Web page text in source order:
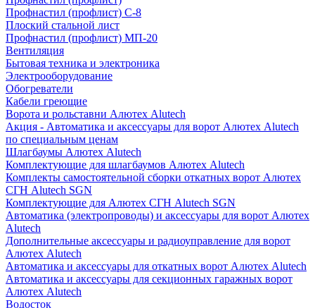
Профнастил (профлист) С-8
Плоский стальной лист
Профнастил (профлист) МП-20
Вентиляция
Бытовая техника и электроника
Электрооборудование
Обогреватели
Кабели греющие
Ворота и рольставни Алютех Alutech
Акция - Автоматика и аксессуары для ворот Алютех Alutech
по специальным ценам
Шлагбаумы Алютех Alutech
Комплектующие для шлагбаумов Алютех Alutech
Комплекты самостоятельной сборки откатных ворот Алютех
СГН Alutech SGN
Комплектующие для Алютех СГН Alutech SGN
Автоматика (электропроводы) и аксессуары для ворот Алютех
Alutech
Дополнительные аксессуары и радиоуправление для ворот
Алютех Alutech
Автоматика и аксессуары для откатных ворот Алютех Alutech
Автоматика и аксессуары для секционных гаражных ворот
Алютех Alutech
Водосток